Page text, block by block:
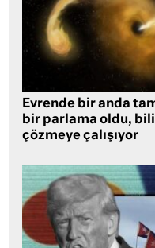
Evrende bir anda
bir parlama oldu,
çözmeye çalışıyor